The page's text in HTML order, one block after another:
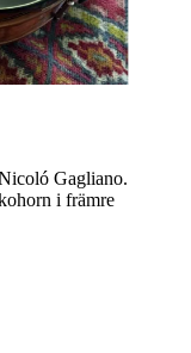
Gagliano.
i främre